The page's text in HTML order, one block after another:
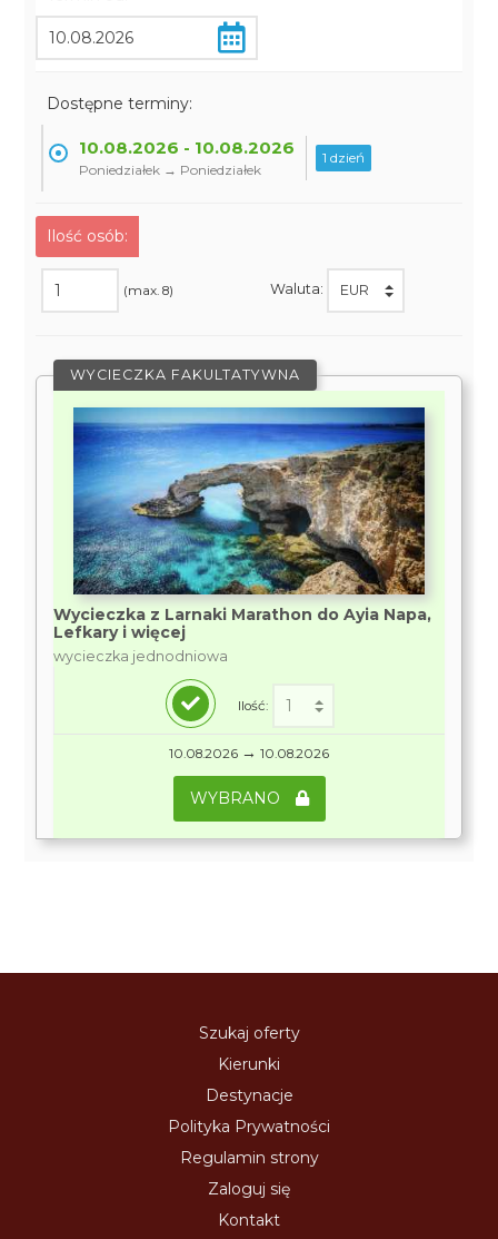
Dostępne terminy:
10.08.2026 - 10.08.2026
Poniedziałek → Poniedziałek
1 dzień
Ilość osób:
(max. 8) Waluta:
WYCIECZKA FAKULTATYWNA
Wycieczka z Larnaki Marathon do Ayia Napa,
Lefkary i więcej
wycieczka jednodniowa
Ilość:
10.08.2026 → 10.08.2026
WYBRANO
Szukaj oferty
Kierunki
Destynacje
Polityka Prywatności
Regulamin strony
Zaloguj się
Kontakt